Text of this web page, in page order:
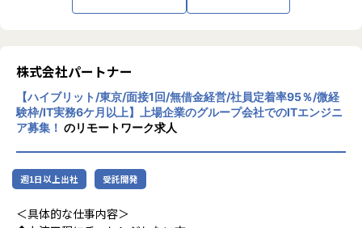
・営業＆キャリアアドバイザーが伴走
└日常的に連絡しやすく、安心して話せる関係性を構築。
・トラブル時は当日中に対応
└問題発生時は営業とアドバイザーが即対応し、迅速に調
整。
・勉強会・交流会を年2回実施
└他案件の社員ともつながれる場を用意。ナレッジ共有も活
＜チーム組織構成＞
入社後は原則2名以上のチームに配属されるため、一人現場
や丸投げはないです。
また、経験値に応じて先輩がフォローに入り、定例MTGやチ
▼年齢構成
平均年齢32.5歳
株式会社パートナー
【ハイブリット/東京/面接1回/無借金経営/社員定着率95％/微経
験枠/IT実務6ケ月以上】上場企業のグループ会社でのITエンジニ
ア募集！ のリモートワーク求人
週1日以上出社 受託開発
＜具体的な仕事内容＞